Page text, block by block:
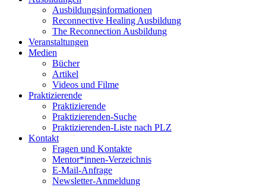
Ausbildungsinformationen
Reconnective Healing Ausbildung
The Reconnection Ausbildung
Veranstaltungen
Medien
Bücher
Artikel
Videos und Filme
Praktizierende
Praktizierende
Praktizierenden-Suche
Praktizierenden-Liste nach PLZ
Kontakt
Fragen und Kontakte
Mentor*innen-Verzeichnis
E-Mail-Anfrage
Newsletter-Anmeldung